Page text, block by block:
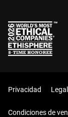
Privacidad Legal
Condiciones de